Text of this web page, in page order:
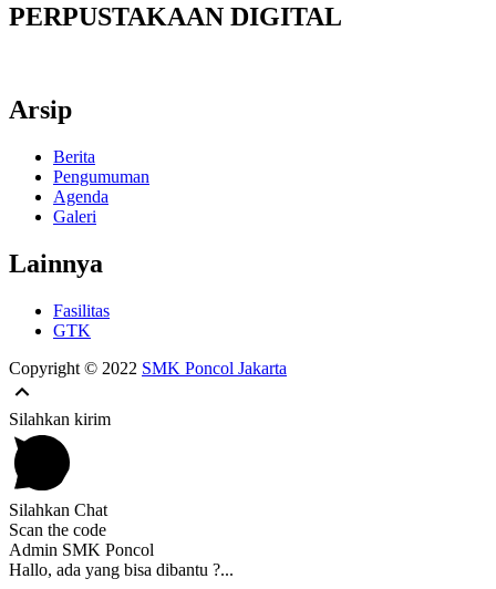
PERPUSTAKAAN DIGITAL
Arsip
Berita
Pengumuman
Agenda
Galeri
Lainnya
Fasilitas
GTK
Copyright © 2022 SMK Poncol Jakarta
Silahkan kirim
Silahkan Chat
Scan the code
Admin SMK Poncol
Hallo, ada yang bisa dibantu ?...